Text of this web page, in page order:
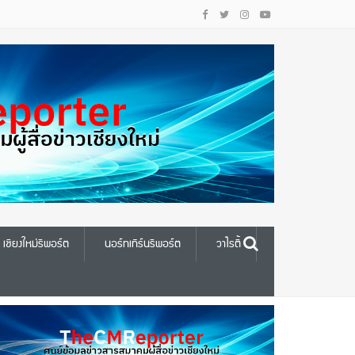
เชียงใหม่รีพอร์ต นอร์ทเทิร์นรีพอร์ต วาไรตี้